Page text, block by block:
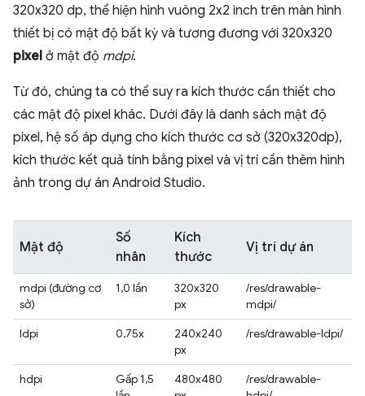
320x320 dp, thể hiện hình vuông 2x2 inch trên màn hình
thiết bị có mật độ bất kỳ và tương đương với 320x320
pixel ở mật độ mdpi.
Từ đó, chúng ta có thể suy ra kích thước cần thiết cho
các mật độ pixel khác. Dưới đây là danh sách mật độ
pixel, hệ số áp dụng cho kích thước cơ sở (320x320dp),
kích thước kết quả tính bằng pixel và vị trí cần thêm hình
ảnh trong dự án Android Studio.
Mật độ
Số
nhân
Kích
thước
Vị trí dự án
mdpi (đường cơ
sở)
1,0 lần
320x320
px
/res/drawable-
mdpi/
ldpi
0,75x
240x240
px
/res/drawable-ldpi/
hdpi
Gấp 1,5
480x480
/res/drawable-